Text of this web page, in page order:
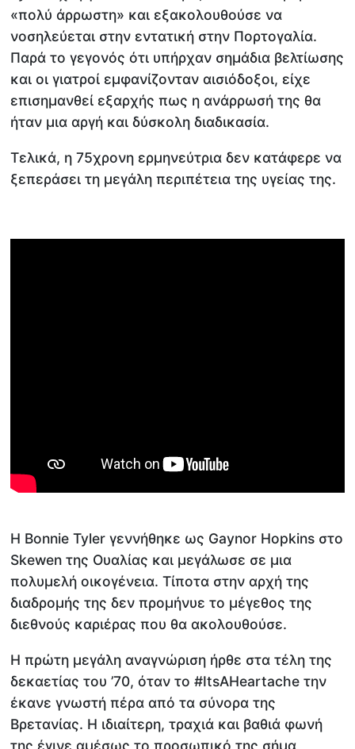
«πολύ άρρωστη» και εξακολουθούσε να
νοσηλεύεται στην εντατική στην Πορτογαλία.
Παρά το γεγονός ότι υπήρχαν σημάδια βελτίωσης
και οι γιατροί εμφανίζονταν αισιόδοξοι, είχε
επισημανθεί εξαρχής πως η ανάρρωσή της θα
ήταν μια αργή και δύσκολη διαδικασία.
Τελικά, η 75χρονη ερμηνεύτρια δεν κατάφερε να
ξεπεράσει τη μεγάλη περιπέτεια της υγείας της.
Η Bonnie Tyler γεννήθηκε ως Gaynor Hopkins στο
Skewen της Ουαλίας και μεγάλωσε σε μια
πολυμελή οικογένεια. Τίποτα στην αρχή της
διαδρομής της δεν προμήνυε το μέγεθος της
διεθνούς καριέρας που θα ακολουθούσε.
Η πρώτη μεγάλη αναγνώριση ήρθε στα τέλη της
δεκαετίας του ’70, όταν το #ItsAHeartache την
έκανε γνωστή πέρα από τα σύνορα της
Βρετανίας. Η ιδιαίτερη, τραχιά και βαθιά φωνή
της έγινε αμέσως το προσωπικό της σήμα